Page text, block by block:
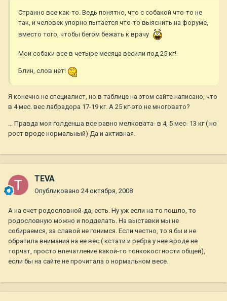
Странно все как-то. Ведь понятно, что с собакой что-то не
так, и человек упорно пытается что-то выяснить на форуме,
вместо того, чтобы бегом бежать к врачу
Мои собаки все в четыре месяца весили под 25 кг!
Блин, слов нет!
Я конечно не специалист, но в таблице на этом сайте написано, что
в 4 мес. вес лабрадора 17-19 кг. А 25 кг-это не многовато?
... Правда моя голденша все равно мелковата- в 4, 5 мес- 13 кг ( но
рост вроде нормальный) Да и активная.
TEVA
Опубликовано 24 октября, 2008
А на счет родословной-да, есть. Ну уж если на то пошло, то
родословную можно и подделать. На выставки мы не
собираемся, за славой не гонимся. Если честно, то я бы и не
обратила внимания на ее вес ( кстати и ребра у нее вроде не
торчат, просто впечатление какой-то тонкокостности общей),
если бы на сайте не прочитала о нормальном весе.